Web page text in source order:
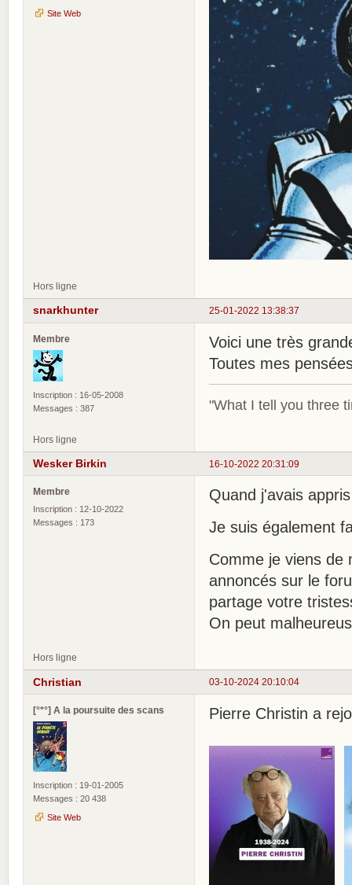
Site Web
Hors ligne
25-01-2022 13:38:37
snarkhunter
Membre
Inscription : 16-05-2008
Messages : 387
Voici une très
Toutes mes
"What I tell you three
Hors ligne
16-10-2022 20:31:09
Wesker Birkin
Membre
Inscription : 12-10-2022
Messages : 173
Quand j'avais
Je suis également
Comme je viens de
annoncés sur le
partage votre
On peut
Hors ligne
03-10-2024 20:10:04
Christian
[°*°] A la poursuite des scans
Inscription : 19-01-2005
Messages : 20 438
Site Web
Pierre Christin a